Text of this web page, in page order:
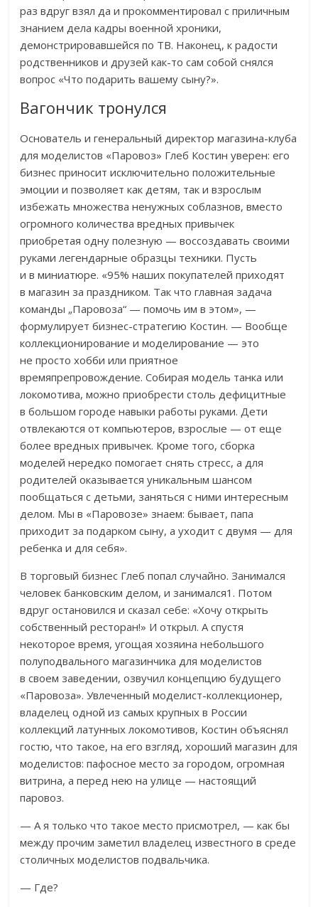
раз вдруг взял да и прокомментировал с приличным
знанием дела кадры военной хроники,
демонстрировавшейся по ТВ. Наконец, к радости
родственников и друзей как-то сам собой снялся
вопрос «Что подарить вашему сыну?».
Вагончик тронулся
Основатель и генеральный директор магазина-клуба
для моделистов «Паровоз» Глеб Костин уверен: его
бизнес приносит исключительно положительные
эмоции и позволяет как детям, так и взрослым
избежать множества ненужных соблазнов, вместо
огромного количества вредных привычек
приобретая одну полезную — воссоздавать своими
руками легендарные образцы техники. Пусть
и в миниатюре. «95% наших покупателей приходят
в магазин за праздником. Так что главная задача
команды „Паровоза“ — помочь им в этом», —
формулирует бизнес-стратегию Костин. — Вообще
коллекционирование и моделирование — это
не просто хобби или приятное
времяпрепровождение. Собирая модель танка или
локомотива, можно приобрести столь дефицитные
в большом городе навыки работы руками. Дети
отвлекаются от компьютеров, взрослые — от еще
более вредных привычек. Кроме того, сборка
моделей нередко помогает снять стресс, а для
родителей оказывается уникальным шансом
пообщаться с детьми, заняться с ними интересным
делом. Мы в «Паровозе» знаем: бывает, папа
приходит за подарком сыну, а уходит с двумя — для
ребенка и для себя».
В торговый бизнес Глеб попал случайно. Занимался
человек банковским делом, и занимался1. Потом
вдруг остановился и сказал себе: «Хочу открыть
собственный ресторан!» И открыл. А спустя
некоторое время, угощая хозяина небольшого
полуподвального магазинчика для моделистов
в своем заведении, озвучил концепцию будущего
«Паровоза». Увлеченный моделист-коллекционер,
владелец одной из самых крупных в России
коллекций латунных локомотивов, Костин объяснял
гостю, что такое, на его взгляд, хороший магазин для
моделистов: пафосное место за городом, огромная
витрина, а перед нею на улице — настоящий
паровоз.
— А я только что такое место присмотрел, — как бы
между прочим заметил владелец известного в среде
столичных моделистов подвальчика.
— Где?